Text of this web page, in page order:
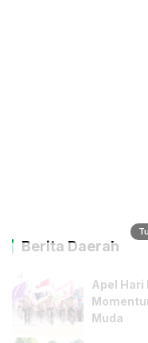
Berita Daerah
Apel Hari
Muda